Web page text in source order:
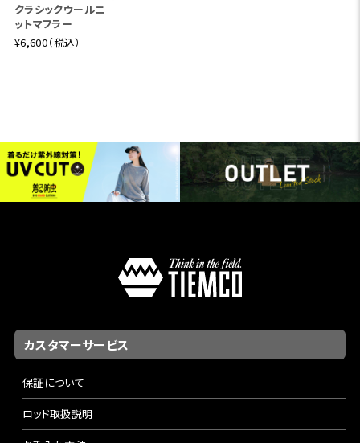
クラシックウールニ
ットマフラー
¥6,600（税込）
カスタマーサービス
保証について
ロッド取扱説明